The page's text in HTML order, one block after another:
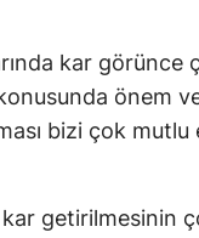
kar görünce
önem
bizi çok mutlu
getirilmesinin